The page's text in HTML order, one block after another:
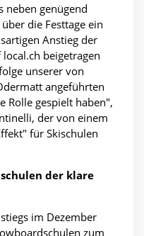
neben genügend
die Festtage ein
Anstieg der
beigetragen
unserer von
angeführten
Rolle gespielt haben",
der von einem
für Skischulen
der klare
im Dezember
zum